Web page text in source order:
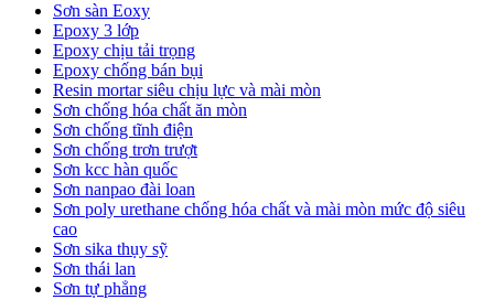
Sơn sàn Eoxy
Epoxy 3 lớp
Epoxy chịu tải trọng
Epoxy chống bán bụi
Resin mortar siêu chịu lực và mài mòn
Sơn chống hóa chất ăn mòn
Sơn chống tĩnh điện
Sơn chống trơn trượt
Sơn kcc hàn quốc
Sơn nanpao đài loan
Sơn poly urethane chống hóa chất và mài mòn mức độ siêu
cao
Sơn sika thụy sỹ
Sơn thái lan
Sơn tự phẳng